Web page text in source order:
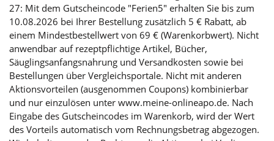
27: Mit dem Gutscheincode "Ferien5" erhalten Sie bis zum
10.08.2026 bei Ihrer Bestellung zusätzlich 5 € Rabatt, ab
einem Mindestbestellwert von 69 € (Warenkorbwert). Nicht
anwendbar auf rezeptpflichtige Artikel, Bücher,
Säuglingsanfangsnahrung und Versandkosten sowie bei
Bestellungen über Vergleichsportale. Nicht mit anderen
Aktionsvorteilen (ausgenommen Coupons) kombinierbar
und nur einzulösen unter www.meine-onlineapo.de. Nach
Eingabe des Gutscheincodes im Warenkorb, wird der Wert
des Vorteils automatisch vom Rechnungsbetrag abgezogen.